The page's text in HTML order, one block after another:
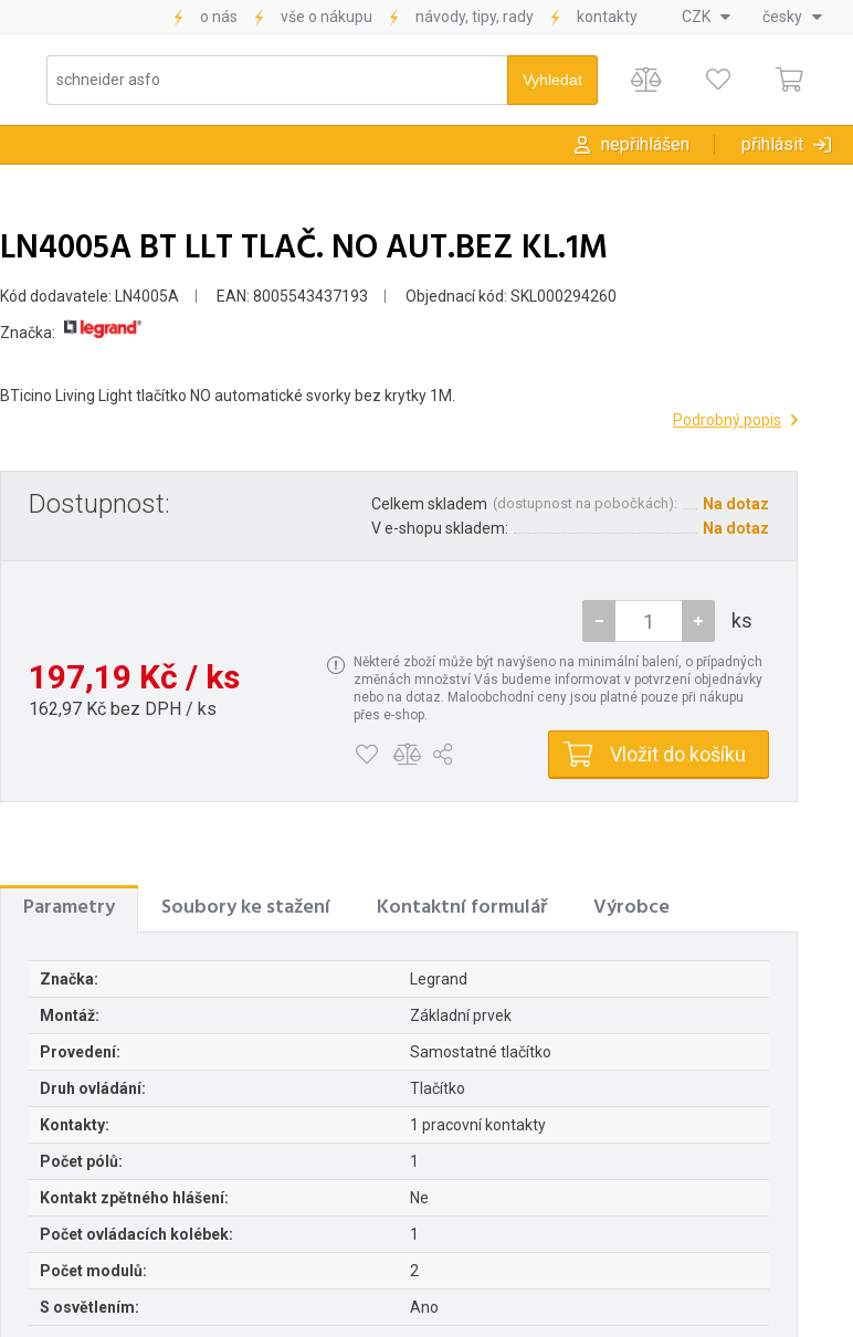
o nás vše o nákupu návody, tipy, rady kontakty CZK česky
nepřihlášen přihlásit
LN4005A BT LLT TLAČ. NO AUT.BEZ KL.1M
Kód dodavatele: LN4005A EAN: 8005543437193 Objednací kód: SKL000294260
Značka:
BTicino Living Light tlačítko NO automatické svorky bez krytky 1M.
Podrobný popis
Dostupnost: Celkem skladem (dostupnost na pobočkách):
Na dotaz
V e-shopu skladem:
Na dotaz
197,19 Kč / ks
162,97 Kč bez DPH / ks
ks
Některé zboží může být navýšeno na minimální balení, o případných
změnách množství Vás budeme informovat v potvrzení objednávky
nebo na dotaz. Maloobchodní ceny jsou platné pouze při nákupu
přes e-shop.
Vložit do košíku
Parametry Soubory ke stažení Kontaktní formulář Výrobce
Značka: Legrand
Montáž: Základní prvek
Provedení: Samostatné tlačítko
Druh ovládání: Tlačítko
Kontakty: 1 pracovní kontakty
Počet pólů: 1
Kontakt zpětného hlášení: Ne
Počet ovládacích kolébek: 1
Počet modulů: 2
S osvětlením: Ano